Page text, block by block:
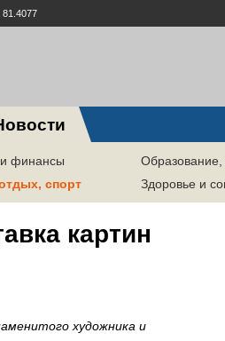
81.4077
финансы Образование,
спорт Здоровье и
картин
художника и